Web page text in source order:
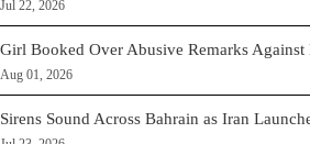
Jul 22, 2026
Girl Booked Over Abusive Remarks
Aug 01, 2026
Sirens Sound Across Bahrain as Iran